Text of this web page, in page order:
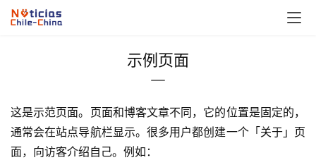
示例页面
这是示范页面。页面和博客文章不同，它的位置是固定的，
通常会在站点导航栏显示。很多用户都创建一个「关于」页
面，向访客介绍自己。例如：